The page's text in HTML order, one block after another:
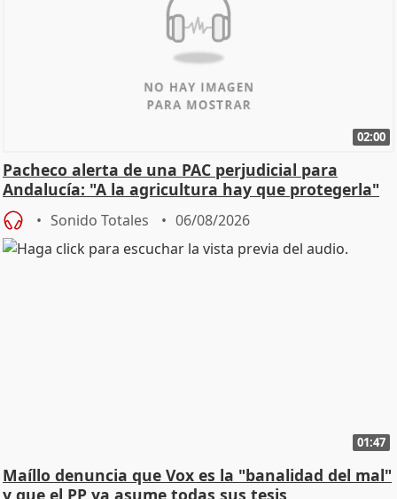
02:00
Pacheco alerta de una PAC perjudicial para
Andalucía: "A la agricultura hay que protegerla"
Sonido Totales 06/08/2026
01:47
Maíllo denuncia que Vox es la "banalidad del mal"